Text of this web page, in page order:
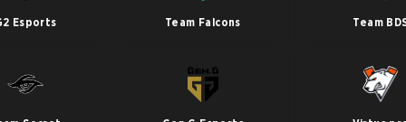
Esports Team Falcons Team